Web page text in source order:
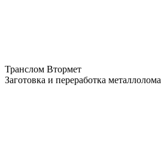
Транслом Втормет
Заготовка и переработка металлолома